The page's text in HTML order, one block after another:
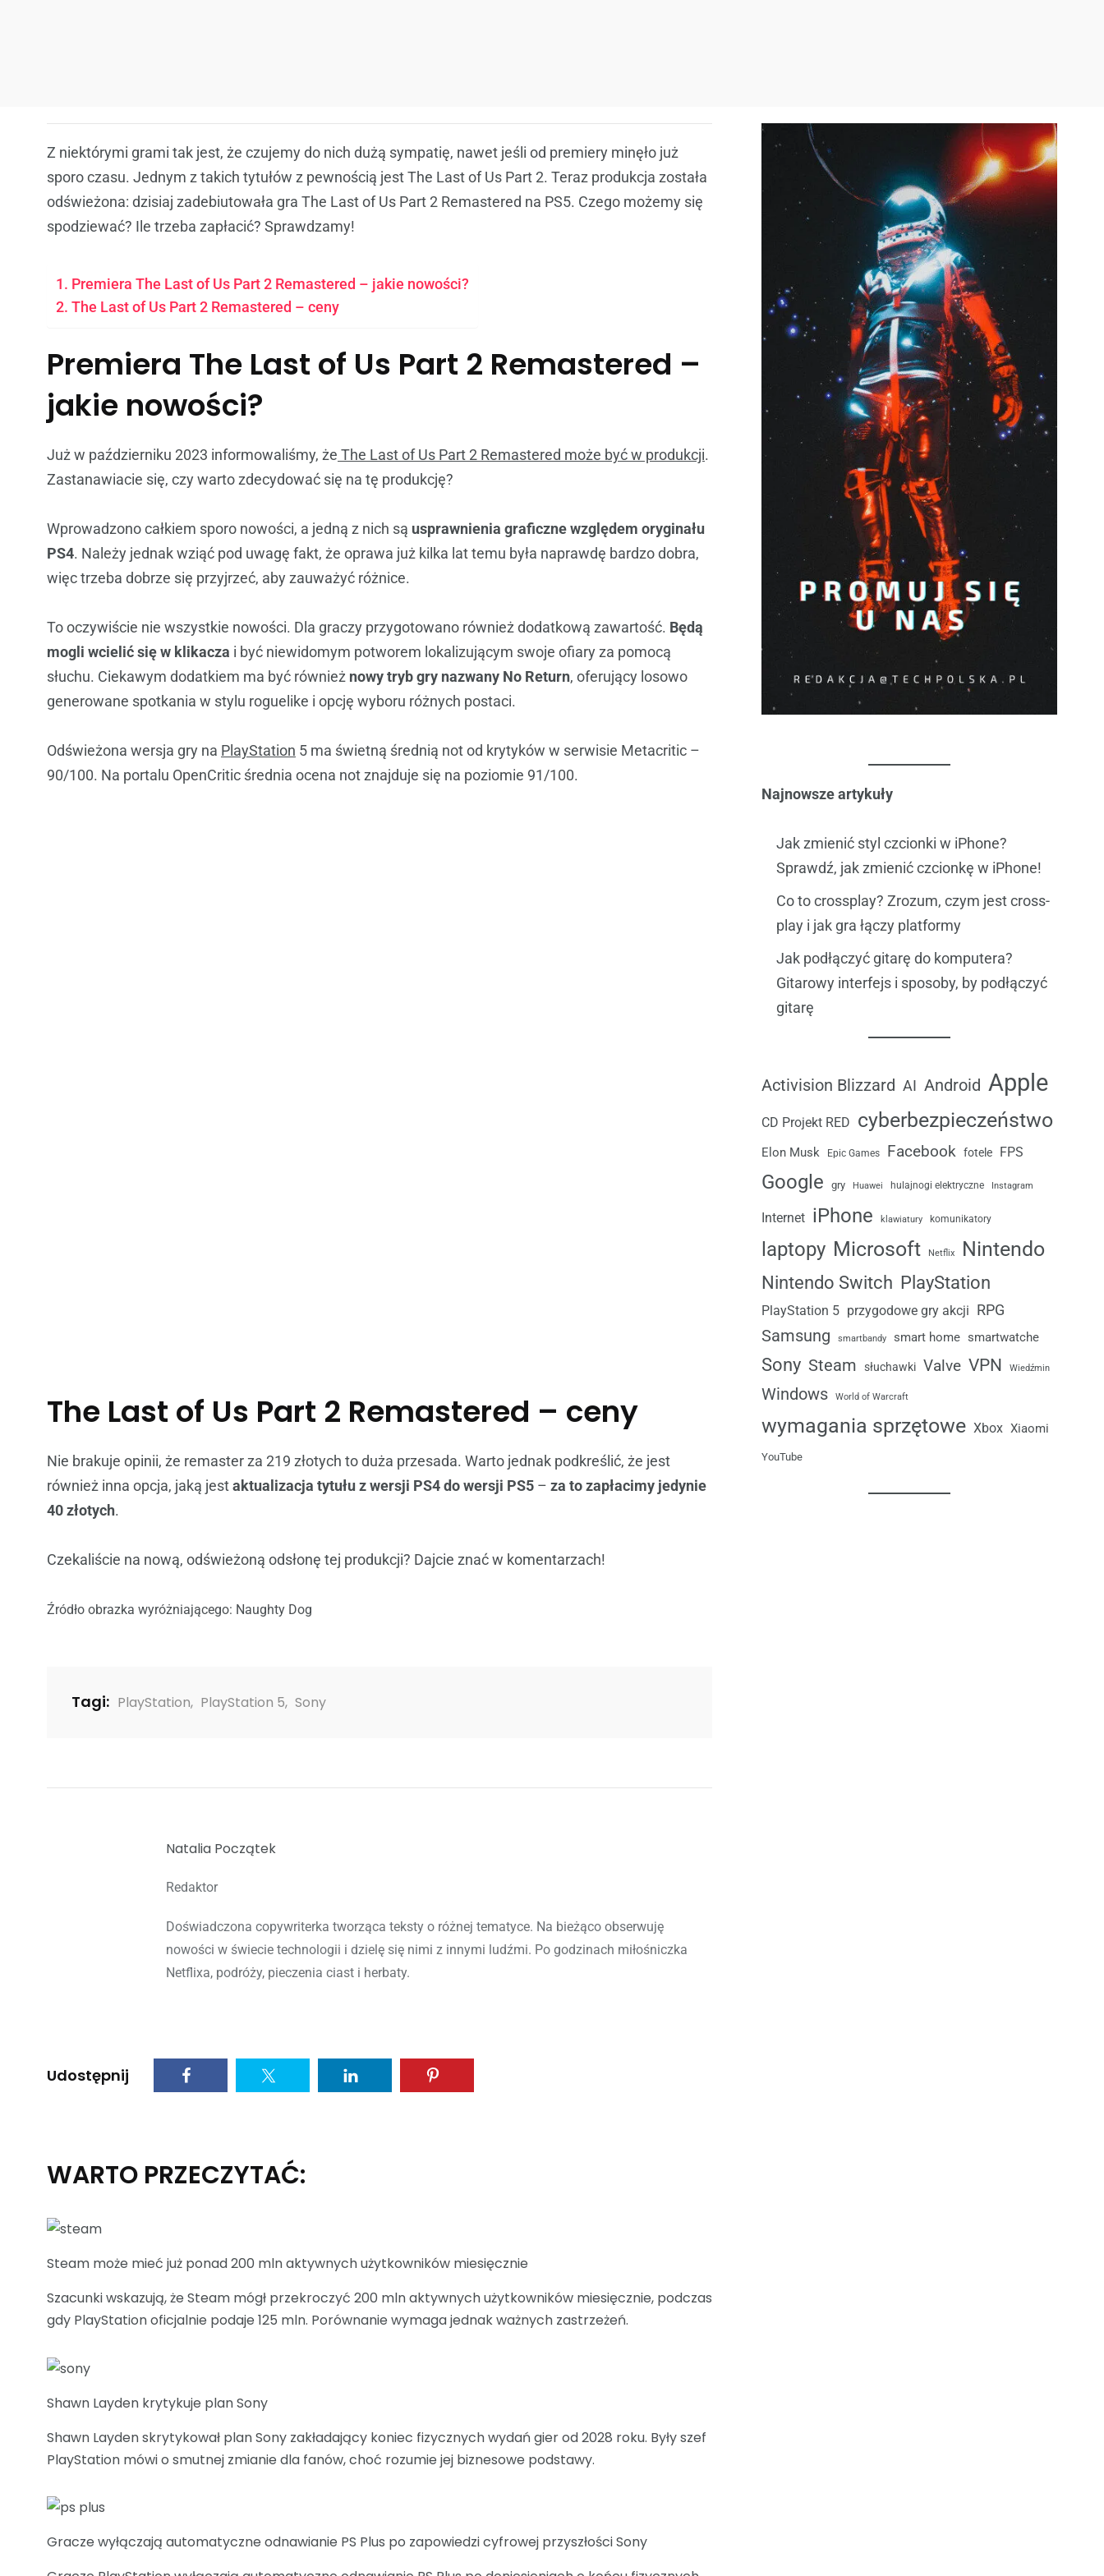
Z niektórymi grami tak jest, że czujemy do nich dużą sympatię, nawet jeśli od premiery minęło już
sporo czasu. Jednym z takich tytułów z pewnością jest The Last of Us Part 2. Teraz produkcja została
odświeżona: dzisiaj zadebiutowała gra The Last of Us Part 2 Remastered na PS5. Czego możemy się
spodziewać? Ile trzeba zapłacić? Sprawdzamy!
Premiera The Last of Us Part 2 Remastered – jakie nowości?
The Last of Us Part 2 Remastered – ceny
Premiera The Last of Us Part 2 Remastered –
jakie nowości?
Już w październiku 2023 informowaliśmy, że The Last of Us Part 2 Remastered może być w produkcji.
Zastanawiacie się, czy warto zdecydować się na tę produkcję?
Wprowadzono całkiem sporo nowości, a jedną z nich są usprawnienia graficzne względem oryginału
PS4. Należy jednak wziąć pod uwagę fakt, że oprawa już kilka lat temu była naprawdę bardzo dobra,
więc trzeba dobrze się przyjrzeć, aby zauważyć różnice.
To oczywiście nie wszystkie nowości. Dla graczy przygotowano również dodatkową zawartość. Będą
mogli wcielić się w klikacza i być niewidomym potworem lokalizującym swoje ofiary za pomocą
słuchu. Ciekawym dodatkiem ma być również nowy tryb gry nazwany No Return, oferujący losowo
generowane spotkania w stylu roguelike i opcję wyboru różnych postaci.
Odświeżona wersja gry na PlayStation 5 ma świetną średnią not od krytyków w serwisie Metacritic –
90/100. Na portalu OpenCritic średnia ocena not znajduje się na poziomie 91/100.
The Last of Us Part 2 Remastered – ceny
Nie brakuje opinii, że remaster za 219 złotych to duża przesada. Warto jednak podkreślić, że jest
również inna opcja, jaką jestaktualizacja tytułu z wersji PS4 do wersji PS5 – za to zapłacimy jedynie
40 złotych.
Czekaliście na nową, odświeżoną odsłonę tej produkcji? Dajcie znać w komentarzach!
Źródło obrazka wyróżniającego: Naughty Dog
Tagi: PlayStation, PlayStation 5, Sony
Natalia Początek
Redaktor
Doświadczona copywriterka tworząca teksty o różnej tematyce. Na bieżąco obserwuję
nowości w świecie technologii i dzielę się nimi z innymi ludźmi. Po godzinach miłośniczka
Netflixa, podróży, pieczenia ciast i herbaty.
Udostępnij
WARTO PRZECZYTAĆ:
Steam może mieć już ponad 200 mln aktywnych użytkowników miesięcznie
Szacunki wskazują, że Steam mógł przekroczyć 200 mln aktywnych użytkowników miesięcznie, podczas
gdy PlayStation oficjalnie podaje 125 mln. Porównanie wymaga jednak ważnych zastrzeżeń.
Shawn Layden krytykuje plan Sony
Shawn Layden skrytykował plan Sony zakładający koniec fizycznych wydań gier od 2028 roku. Były szef
PlayStation mówi o smutnej zmianie dla fanów, choć rozumie jej biznesowe podstawy.
Gracze wyłączają automatyczne odnawianie PS Plus po zapowiedzi cyfrowej przyszłości Sony
Najnowsze artykuły
Jak zmienić styl czcionki w iPhone?
Sprawdź, jak zmienić czcionkę w iPhone!
Co to crossplay? Zrozum, czym jest cross-
play i jak gra łączy platformy
Jak podłączyć gitarę do komputera?
Gitarowy interfejs i sposoby, by podłączyć
gitarę
Activision Blizzard AI Android Apple
CD Projekt RED cyberbezpieczeństwo
Elon Musk Epic Games Facebook fotele FPS
Google gry Huawei hulajnogi elektryczne Instagram
Internet iPhone klawiatury komunikatory
laptopy Microsoft Netflix Nintendo
Nintendo Switch PlayStation
PlayStation 5 przygodowe gry akcji RPG
Samsung smartbandy smart home smartwatche
Sony Steam słuchawki Valve VPN Wiedźmin
Windows World of Warcraft
wymagania sprzętowe Xbox Xiaomi
YouTube